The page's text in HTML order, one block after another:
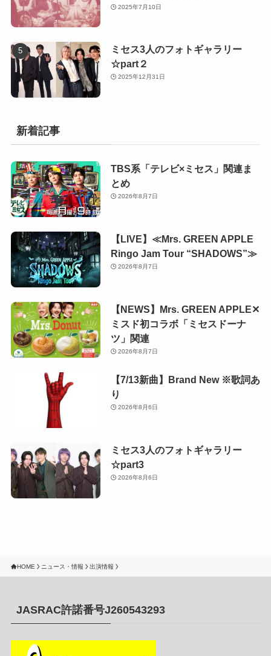
2025年7月10日
ミセス3人のフォトギャラリー
☆part２
2025年12月31日
新着記事
TBS系「テレビ×ミセス」関連ま
とめ
2026年8月7日
【LIVE】≪Mrs. GREEN APPLE
Ringo Jam Tour “SHADOWS”≫
2026年8月7日
【NEWS】Mrs. GREEN APPLE✕
ミスド初コラボ「ミセスドーナ
ツ」関連
2026年8月7日
【7/13新曲】Brand New ※歌詞あ
り
2026年8月6日
ミセス3人のフォトギャラリー
☆part3
2026年8月6日
HOME ニュース・情報 出演情報
JASRAC許諾番号J260543293